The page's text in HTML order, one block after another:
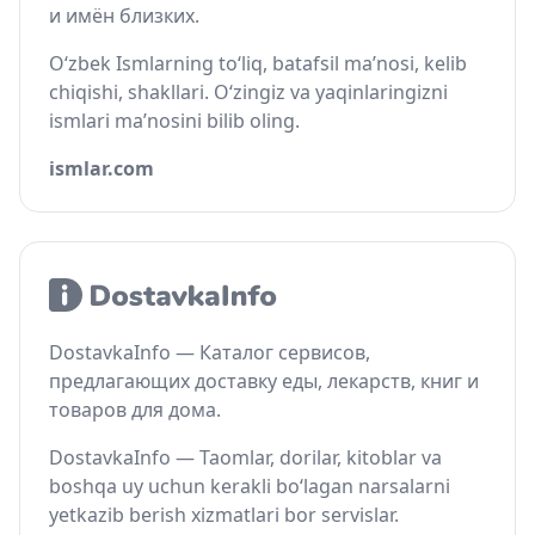
и имён близких.
O‘zbek Ismlarning to‘liq, batafsil ma’nosi, kelib
chiqishi, shakllari. O‘zingiz va yaqinlaringizni
ismlari ma’nosini bilib oling.
ismlar.com
DostavkaInfo — Каталог сервисов,
предлагающих доставку еды, лекарств, книг и
товаров для дома.
DostavkaInfo — Taomlar, dorilar, kitoblar va
boshqa uy uchun kerakli bo‘lagan narsalarni
yetkazib berish xizmatlari bor servislar.